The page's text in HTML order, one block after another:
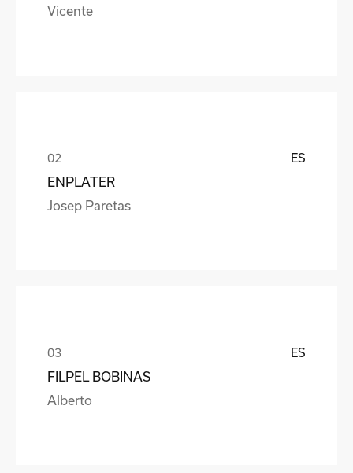
Vicente
ES
ENPLATER
Josep Paretas
ES
FILPEL BOBINAS
Alberto